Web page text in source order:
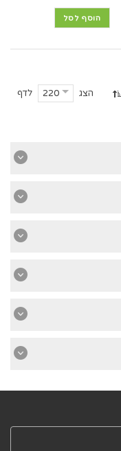
הוסף לסל
הצג 220 לדף